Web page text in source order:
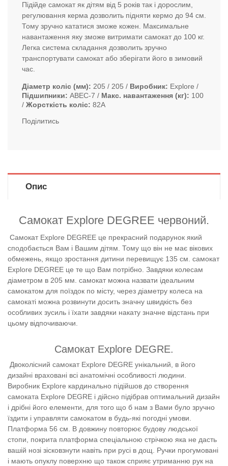
Підійде самокат як дітям від 5 років так і дорослим,
регулювання керма дозволить підняти кермо до 94 см.
Тому зручно кататися зможе кожен. Максимальне
навантаження яку зможе витримати самокат до 100 кг.
Легка система складання дозволить зручно
транспортувати самокат або зберігати його в зимовий
час.
Діаметр коліс (мм) 205 / 205 Виробник
Explore
Підшипники
ABEC-7 Макс. навантаження (кг)
100
Жорсткість коліс 82А
Поділитись
Опис
Самокат Explore DEGREE червоний.
Самокат Explore DEGREE це прекрасний подарунок який
сподобається Вам і Вашим дітям. Тому що він не має вікових
обмежень, якщо зростання дитини перевищує 135 см. самокат
Explore DEGREE це те що Вам потрібно. Завдяки колесам
діаметром в 205 мм. самокат можна назвати ідеальним
самокатом для поїздок по місту, через діаметру колеса на
самокаті можна розвинути досить значну швидкість без
особливих зусиль і їхати завдяки накату значне відстань при
цьому відпочиваючи.
Самокат Explore DEGRE.
Двоколісний самокат Explore DEGRE унікальний, в його
дизайні враховані всі анатомічні особливості людини.
Виробник Explore кардинально підійшов до створення
самоката Explore DEGRE і дійсно підібрав оптимальний дизайн
і дрібні його елементи, для того що б нам з Вами було зручно
їздити і управляти самокатом в будь-які погодні умови.
Платформа 56 см. В довжину повторює будову людської
стопи, покрита платформа спеціальною стрічкою яка не дасть
вашій нозі зісковзнути навіть при русі в дощ. Ручки прогумовані
і мають опуклу поверхню що також сприяє утриманню рук на